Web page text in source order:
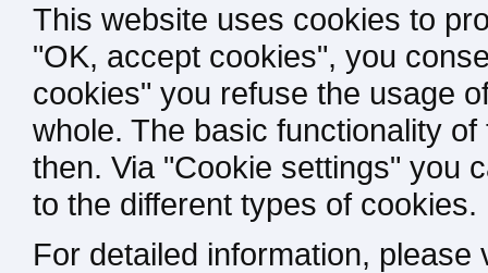
This website uses cookies to
"OK, accept cookies", you
cookies" you refuse the usage
whole. The basic functionality
then. Via "Cookie settings" you
to the different types of cookies.
For detailed information,